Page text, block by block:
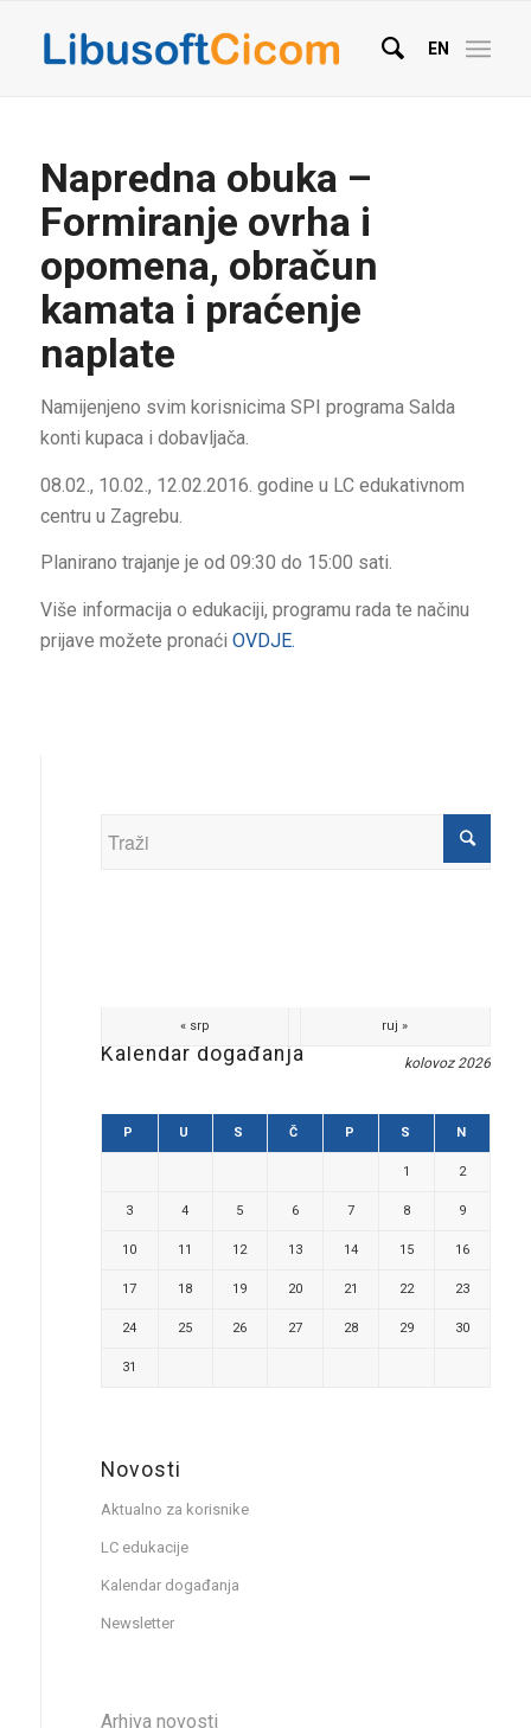
EN
Napredna obuka –
Formiranje ovrha i
opomena, obračun
kamata i praćenje
naplate
Namijenjeno svim korisnicima SPI programa Salda
konti kupaca i dobavljača.
08.02., 10.02., 12.02.2016. godine u LC edukativnom
centru u Zagrebu.
Planirano trajanje je od 09:30 do 15:00 sati.
Više informacija o edukaciji, programu rada te načinu
prijave možete pronaći OVDJE.
Kalendar događanja kolovoz 2026
P U S Č P S N
1 2
3 4 5 6 7 8 9
10 11 12 13 14 15 16
17 18 19 20 21 22 23
24 25 26 27 28 29 30
31
« srp ruj »
Novosti
Aktualno za korisnike
LC edukacije
Kalendar događanja
Newsletter
Arhiva novosti